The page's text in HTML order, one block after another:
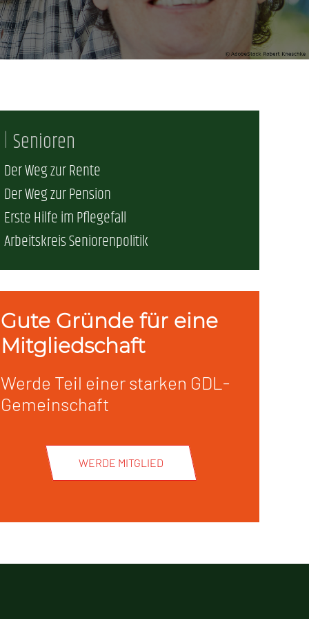
nur Plus (DB AG)
Senioren
Der Weg zur Rente
Der Weg zur Pension
Erste Hilfe im Pflegefall
Arbeitskreis Seniorenpolitik
Gute Gründe für eine
Mitgliedschaft
Werde Teil einer starken GDL-
Gemeinschaft
WERDE MITGLIED